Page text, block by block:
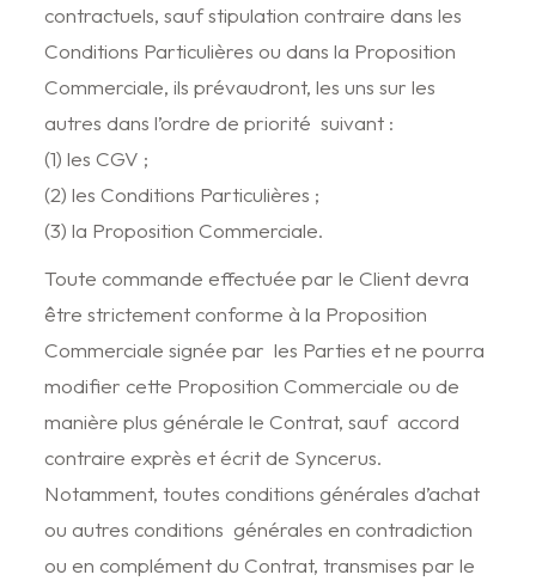
contractuels, sauf stipulation contraire dans les
Conditions Particulières ou dans la Proposition
Commerciale, ils prévaudront, les uns sur les
autres dans l’ordre de priorité suivant :
(1) les CGV ;
(2) les Conditions Particulières ;
(3) la Proposition Commerciale.
Toute commande effectuée par le Client devra
être strictement conforme à la Proposition
Commerciale signée par les Parties et ne pourra
modifier cette Proposition Commerciale ou de
manière plus générale le Contrat, sauf accord
contraire exprès et écrit de Syncerus.
Notamment, toutes conditions générales d’achat
ou autres conditions générales en contradiction
ou en complément du Contrat, transmises par le